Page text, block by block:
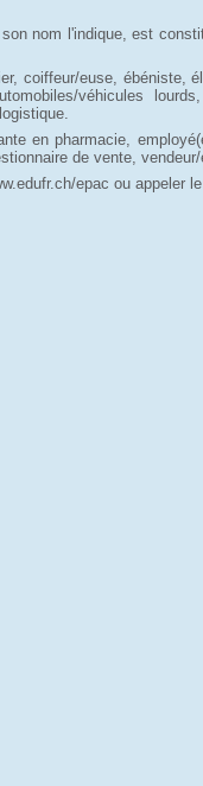
nom l'indique, est
coiffeur/euse, ébéniste,
véhicules
en pharmacie,
de vente, vendeur/
epac ou appeler